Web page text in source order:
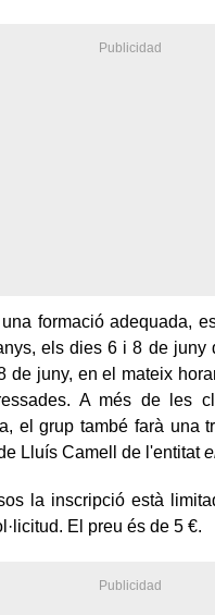
formació adequada,
els dies 6 i 8 de juny
de juny, en el mateix
A més de les
el grup també farà una
Lluís Camell de l'entitat
la inscripció està
El preu és de 5 €.